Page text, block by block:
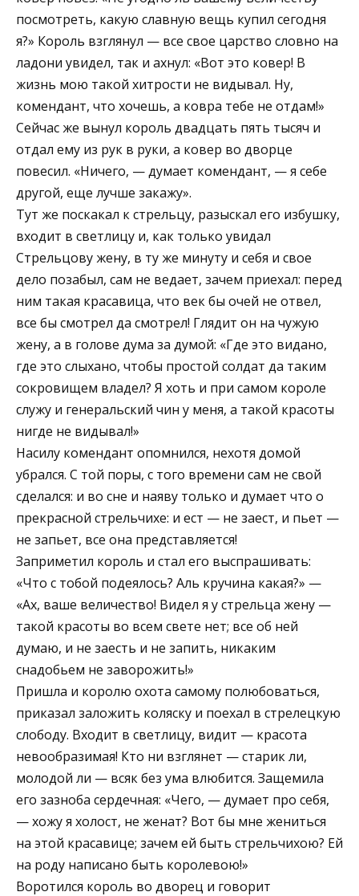
посмотреть, какую славную вещь купил сегодня
я?» Король взглянул — все свое царство словно на
ладони увидел, так и ахнул: «Вот это ковер! В
жизнь мою такой хитрости не видывал. Ну,
комендант, что хочешь, а ковра тебе не отдам!»
Сейчас же вынул король двадцать пять тысяч и
отдал ему из рук в руки, а ковер во дворце
повесил. «Ничего, — думает комендант, — я себе
другой, еще лучше закажу».
Тут же поскакал к стрельцу, разыскал его избушку,
входит в светлицу и, как только увидал
Стрельцову жену, в ту же минуту и себя и свое
дело позабыл, сам не ведает, зачем приехал: перед
ним такая красавица, что век бы очей не отвел,
все бы смотрел да смотрел! Глядит он на чужую
жену, а в голове дума за думой: «Где это видано,
где это слыхано, чтобы простой солдат да таким
сокровищем владел? Я хоть и при самом короле
служу и генеральский чин у меня, а такой красоты
нигде не видывал!»
Насилу комендант опомнился, нехотя домой
убрался. С той поры, с того времени сам не свой
сделался: и во сне и наяву только и думает что о
прекрасной стрельчихе: и ест — не заест, и пьет —
не запьет, все она представляется!
Заприметил король и стал его выспрашивать:
«Что с тобой подеялось? Аль кручина какая?» —
«Ах, ваше величество! Видел я у стрельца жену —
такой красоты во всем свете нет; все об ней
думаю, и не заесть и не запить, никаким
снадобьем не заворожить!»
Пришла и королю охота самому полюбоваться,
приказал заложить коляску и поехал в стрелецкую
слободу. Входит в светлицу, видит — красота
невообразимая! Кто ни взглянет — старик ли,
молодой ли — всяк без ума влюбится. Защемила
его зазноба сердечная: «Чего, — думает про себя,
— хожу я холост, не женат? Вот бы мне жениться
на этой красавице; зачем ей быть стрельчихою? Ей
на роду написано быть королевою!»
Воротился король во дворец и говорит